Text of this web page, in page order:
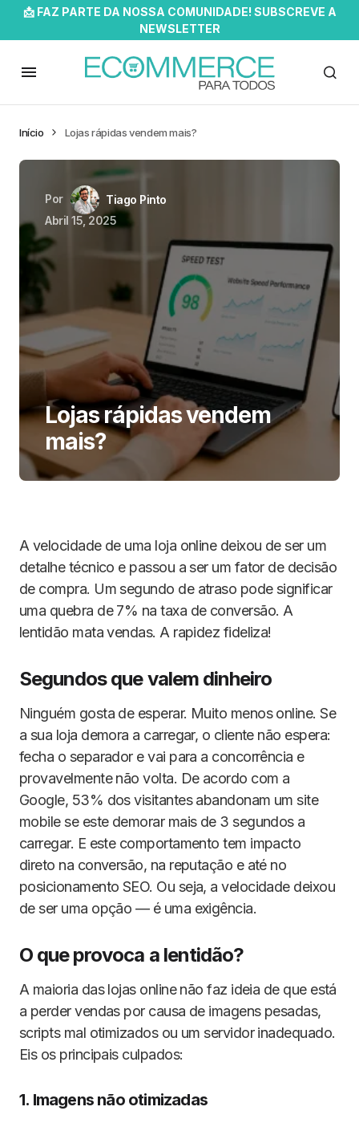
📩 FAZ PARTE DA NOSSA COMUNIDADE! SUBSCREVE A
NEWSLETTER
Início Lojas rápidas vendem mais?
Por
Tiago Pinto
Abril 15, 2025
Lojas rápidas vendem
mais?
A velocidade de uma loja online deixou de ser um
detalhe técnico e passou a ser um fator de decisão
de compra. Um segundo de atraso pode significar
uma quebra de 7% na taxa de conversão. A
lentidão mata vendas. A rapidez fideliza!
Segundos que valem dinheiro
Ninguém gosta de esperar. Muito menos online. Se
a sua loja demora a carregar, o cliente não espera:
fecha o separador e vai para a concorrência e
provavelmente não volta. De acordo com a
Google, 53% dos visitantes abandonam um site
mobile se este demorar mais de 3 segundos a
carregar. E este comportamento tem impacto
direto na conversão, na reputação e até no
posicionamento SEO. Ou seja, a velocidade deixou
de ser uma opção — é uma exigência.
O que provoca a lentidão?
A maioria das lojas online não faz ideia de que está
a perder vendas por causa de imagens pesadas,
scripts mal otimizados ou um servidor inadequado.
Eis os principais culpados:
1. Imagens não otimizadas